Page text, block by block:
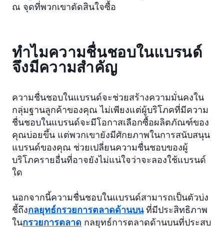
ณ จุดที่พวกเขาตัดสินใจซื้อ
ทำไมความชื่นชอบในแบรนด์
จึงมีความสำคัญ
ความชื่นชอบในแบรนด์จะช่วยสร้างความมั่นคงใน
กลุ่มฐานลูกค้าของคุณ ไม่เพียงแต่ผู้บริโภคที่มีความ
ชื่นชอบในแบรนด์จะมีโอกาสเลือกซื้อผลิตภัณฑ์ของ
คุณบ่อยขึ้น แต่พวกเขายังมีศักยภาพในการสนับสนุน
แบรนด์ของคุณ ช่วยเปลี่ยนความชื่นชอบของผู้
บริโภครายอื่นที่อาจยังไม่แน่ใจว่าจะลองใช้แบรนด์
ใด
นอกจากนี้ความชื่นชอบในแบรนด์สามารถเป็นตัวบ่ง
ชี้ถึงกลยุทธ์กรวยการตลาดด้านบนที่มีประสิทธิภาพ
ในกรวยการตลาด กลยุทธ์การตลาดด้านบนที่ประสบ